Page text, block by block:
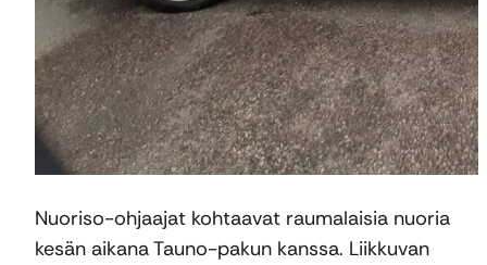
Nuoriso-ohjaajat kohtaavat raumalaisia nuoria
kesän aikana Tauno-pakun kanssa. Liikkuvan